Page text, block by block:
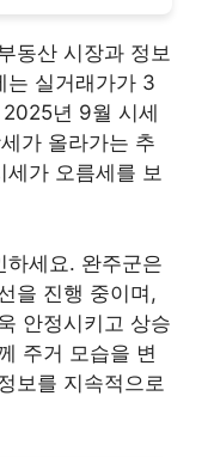
동산 시장과 정보
는 실거래가가 3
년 9월 시세
가 올라가는 추
가 오름세를 보
하세요. 완주군은
을 진행 중이며,
안정시키고 상승
주거 모습을 변
보를 지속적으로